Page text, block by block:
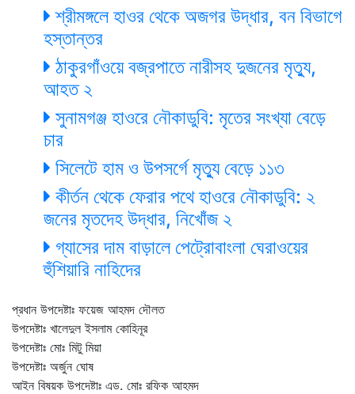
শ্রীমঙ্গলে হাওর থেকে অজগর উদ্ধার, বন বিভাগে
হস্তান্তর
ঠাকুরগাঁওয়ে বজ্রপাতে নারীসহ দুজনের মৃত্যু,
আহত ২
সুনামগঞ্জ হাওরে নৌকাডুবি: মৃতের সংখ্যা বেড়ে
চার
সিলেটে হাম ও উপসর্গে মৃত্যু বেড়ে ১১৩
কীর্তন থেকে ফেরার পথে হাওরে নৌকাডুবি: ২
জনের মৃতদেহ উদ্ধার, নিখোঁজ ২
গ্যাসের দাম বাড়ালে পেট্রোবাংলা ঘেরাওয়ের
হুঁশিয়ারি নাহিদের
প্রধান উপদেষ্টাঃ ফয়েজ আহমদ দৌলত
উপদেষ্টাঃ খালেদুল ইসলাম কোহিনূর
উপদেষ্টাঃ মোঃ মিটু মিয়া
উপদেষ্টাঃ অর্জুন ঘোষ
আইন বিষয়ক উপদেষ্টাঃ এড. মোঃ রফিক আহমদ